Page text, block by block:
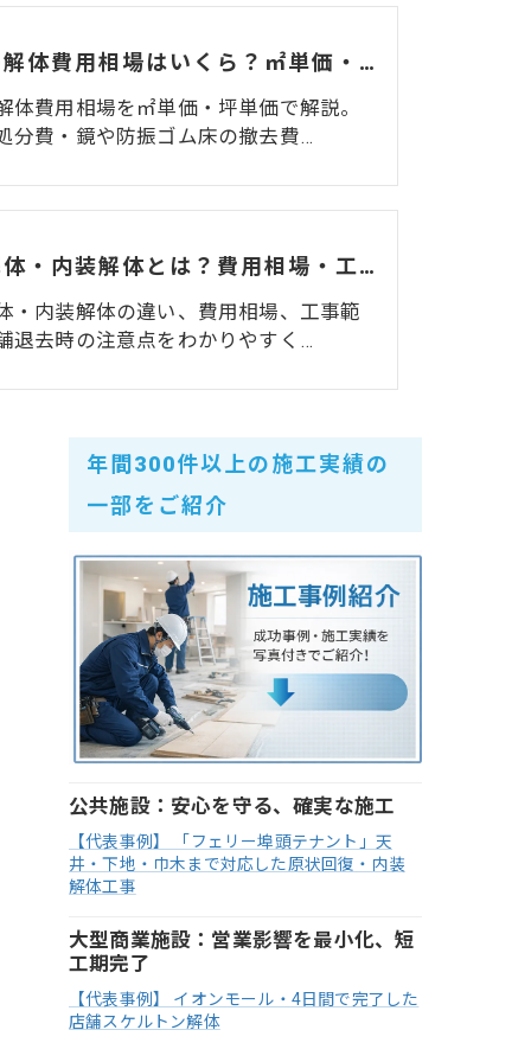
ジムの解体費用相場はいくら？㎡単価・坪単価・マシン処分費・費用を抑えるコツを解説
体費用相場を㎡単価・坪単価で解説。
分費・鏡や防振ゴム床の撤去費…
造作解体・内装解体とは？費用相場・工事範囲・退去時の注意点を解説
・内装解体の違い、費用相場、工事範
退去時の注意点をわかりやすく…
年間300件以上の施工実績の
一部をご紹介
公共施設：安心を守る、確実な施工
【代表事例】 「フェリー埠頭テナント」天
井・下地・巾木まで対応した原状回復・内装
解体工事
大型商業施設：営業影響を最小化、短
工期完了
【代表事例】 イオンモール・4日間で完了した
店舗スケルトン解体